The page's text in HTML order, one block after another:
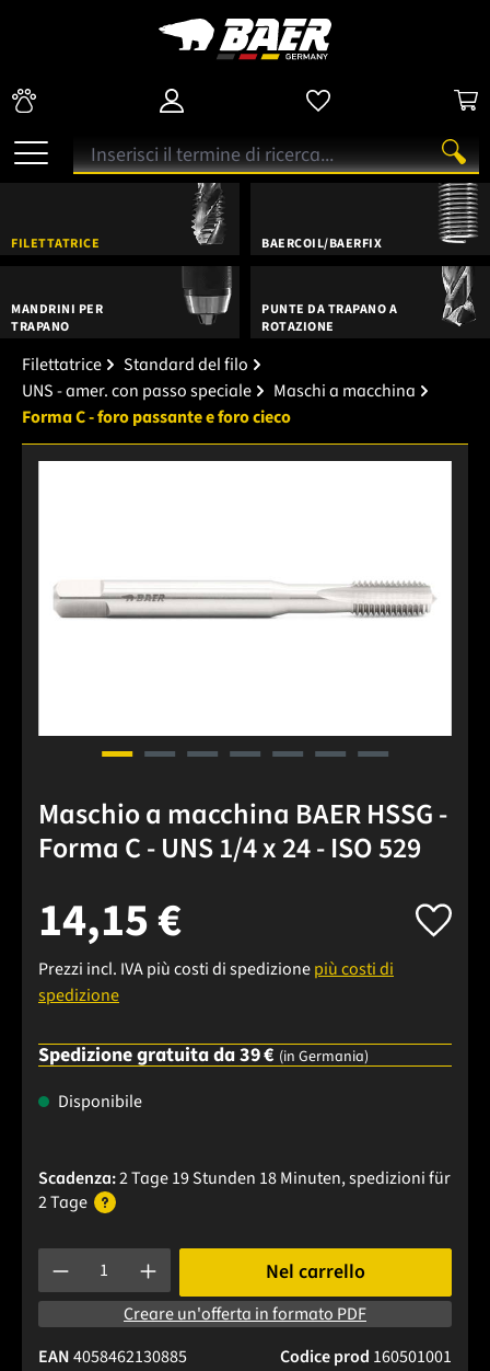
FILETTATRICE BAERCOIL/BAERFIX
MANDRINI PER
TRAPANO
PUNTE DA TRAPANO A
ROTAZIONE
Filettatrice
Standard del filo
UNS - amer. con passo speciale
Maschi a macchina
Forma C - foro passante e foro cieco
Maschio a macchina BAER HSSG -
Forma C - UNS 1/4 x 24 - ISO 529
14,15 €
Prezzi incl. IVA più costi di spedizionepiù costi di
spedizione
Spedizione gratuita da 39 € (in Germania)
Disponibile
Scadenza:2 Tage 19 Stunden 18 Minuten, spedizionifür
2 Tage
Quantità del prodotto: inserisci la quantità desiderata o
Nel carrello
Creare un'offerta in formato PDF
Codice prod 160501001
EAN4058462130885